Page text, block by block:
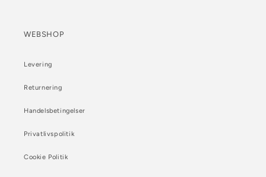
WEBSHOP
Levering
Returnering
Handelsbetingelser
Privatlivspolitik
Cookie Politik